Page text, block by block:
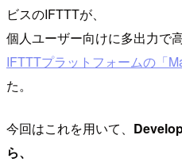
ビスのIFTTTが、
個人ユーザー向けに多出力で
IFTTTプラットフォームの「
た。
今回はこれを用いて、
ら、